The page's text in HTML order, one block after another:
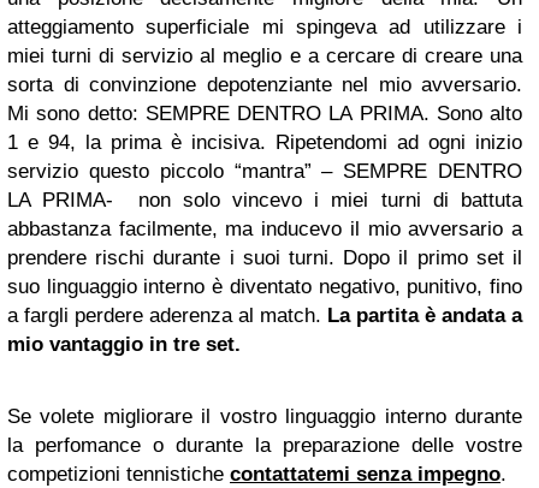
atteggiamento superficiale mi spingeva ad utilizzare i
miei turni di servizio al meglio e a cercare di creare una
sorta di convinzione depotenziante nel mio avversario.
Mi sono detto: SEMPRE DENTRO LA PRIMA. Sono alto
1 e 94, la prima è incisiva. Ripetendomi ad ogni inizio
servizio questo piccolo “mantra” – SEMPRE DENTRO
LA PRIMA- non solo vincevo i miei turni di battuta
abbastanza facilmente, ma inducevo il mio avversario a
prendere rischi durante i suoi turni. Dopo il primo set il
suo linguaggio interno è diventato negativo, punitivo, fino
a fargli perdere aderenza al match. La partita è andata a
mio vantaggio in tre set.
Se volete migliorare il vostro linguaggio interno durante
la perfomance o durante la preparazione delle vostre
competizioni tennistiche contattatemi senza impegno.